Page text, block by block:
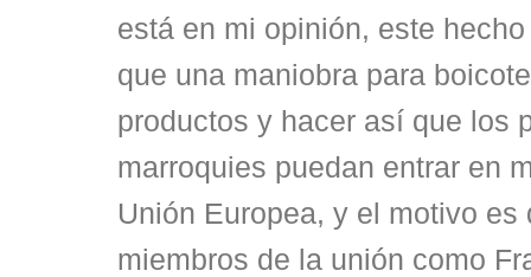
está en mi opinión, este
que una maniobra para
productos y hacer así que los
marroquies puedan entrar en
Unión Europea, y el motivo es
miembros de la unión como